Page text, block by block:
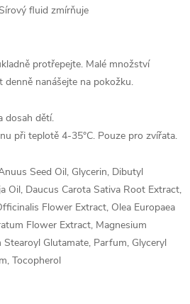
fluid zmírňuje
protřepejte. Malé množství
nanášejte na pokožku.
dosah dětí.
při teplotě 4-35°C. Pouze pro zvířata.
Seed Oil, Glycerin, Dibutyl
Oil, Daucus Carota Sativa Root Extract,
Flower Extract, Olea Europaea
Flower Extract, Magnesium
Glutamate, Parfum, Glyceryl
Tocopherol